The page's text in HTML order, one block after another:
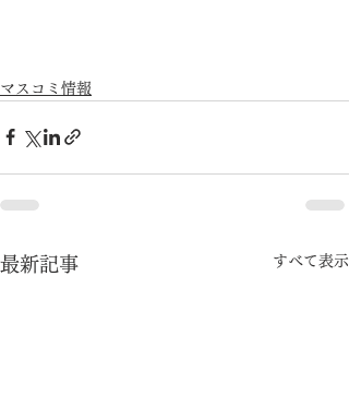
マスコミ情報
最新記事 すべて表示